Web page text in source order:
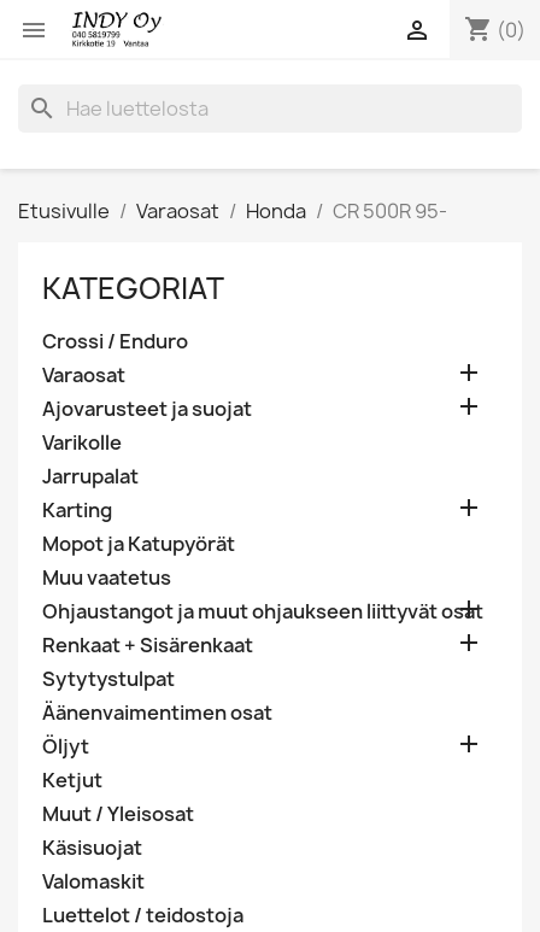
 shopping_cart (0)

search
Etusivulle Varaosat Honda CR 500R 95-
KATEGORIAT
Crossi / Enduro
Varaosat

Ajovarusteet ja suojat 
Varikolle
Jarrupalat
Karting

Mopot ja Katupyörät
Muu vaatetus
Ohjaustangot ja muut ohjaukseen liittyvät osat

Renkaat + Sisärenkaat 
Sytytystulpat
Äänenvaimentimen osat
Öljyt

Ketjut
Muut / Yleisosat
Käsisuojat
Valomaskit
Luettelot / teidostoja